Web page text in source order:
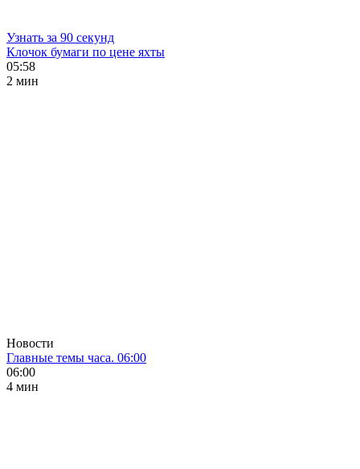
Узнать за 90 секунд
Клочок бумаги по цене яхты
05:58
2 мин
Новости
Главные темы часа. 06:00
06:00
4 мин